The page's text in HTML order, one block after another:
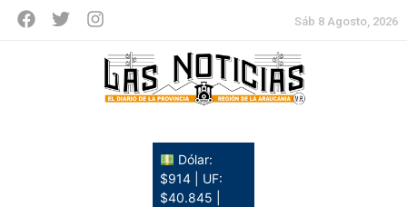
Sáb 8 Agosto, 2026
Dólar:
$914 | UF:
$40.845 |